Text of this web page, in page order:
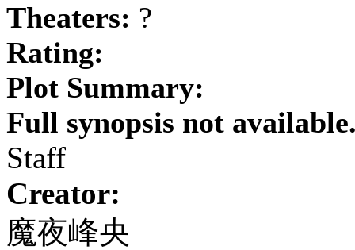
Theaters: ?
Rating:
Plot Summary:
Full synopsis not
Staff
Creator:
魔夜峰央